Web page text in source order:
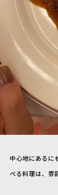
中心地にあるに
べる料理は、雰